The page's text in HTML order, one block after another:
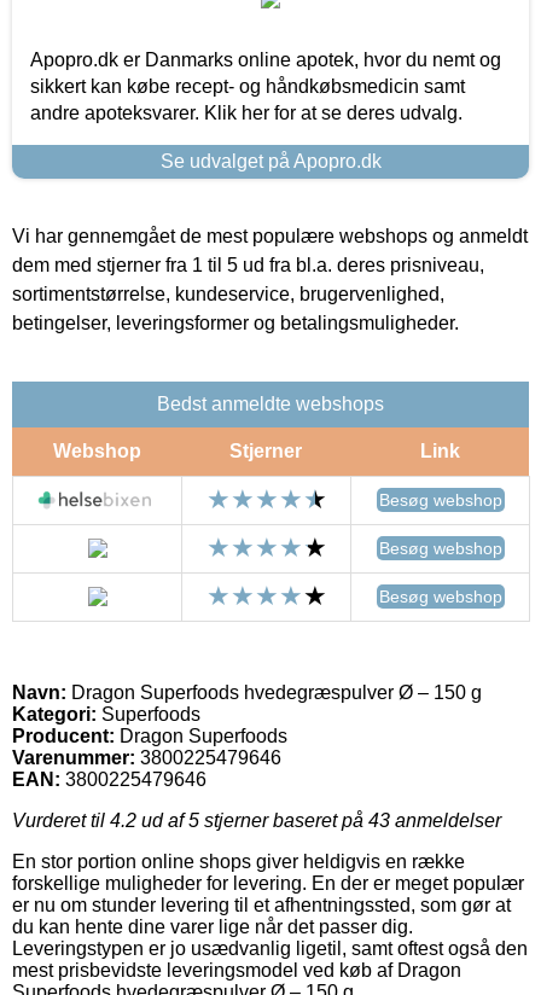
Apopro.dk er Danmarks online apotek, hvor du nemt og
sikkert kan købe recept- og håndkøbsmedicin samt
andre apoteksvarer. Klik her for at se deres udvalg.
Se udvalget på Apopro.dk
Vi har gennemgået de mest populære webshops og anmeldt
dem med stjerner fra 1 til 5 ud fra bl.a. deres prisniveau,
sortimentstørrelse, kundeservice, brugervenlighed,
betingelser, leveringsformer og betalingsmuligheder.
Bedst anmeldte webshops
Webshop Stjerner Link
Besøg webshop
Besøg webshop
Besøg webshop
Navn: Dragon Superfoods hvedegræspulver Ø – 150 g
Kategori: Superfoods
Producent: Dragon Superfoods
Varenummer: 3800225479646
EAN: 3800225479646
Vurderet til 4.2 ud af 5 stjerner baseret på 43 anmeldelser
En stor portion online shops giver heldigvis en række
forskellige muligheder for levering. En der er meget populær
er nu om stunder levering til et afhentningssted, som gør at
du kan hente dine varer lige når det passer dig.
Leveringstypen er jo usædvanlig ligetil, samt oftest også den
mest prisbevidste leveringsmodel ved køb af Dragon